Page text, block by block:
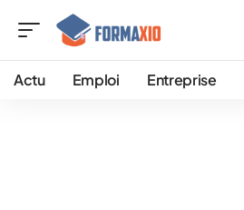
Actu Emploi Entreprise